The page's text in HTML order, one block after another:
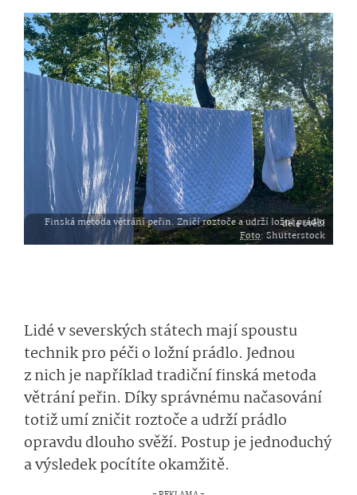
Finská metoda větrání peřin. Zničí roztoče a udrží ložní prádlo déle svěží
Foto: Shutterstock
Lidé v severských státech mají spoustu
technik pro péči o ložní prádlo. Jednou
z nich je například tradiční finská metoda
větrání peřin. Díky správnému načasování
totiž umí zničit roztoče a udrží prádlo
opravdu dlouho svěží. Postup je jednoduchý
a výsledek pocítíte okamžitě.